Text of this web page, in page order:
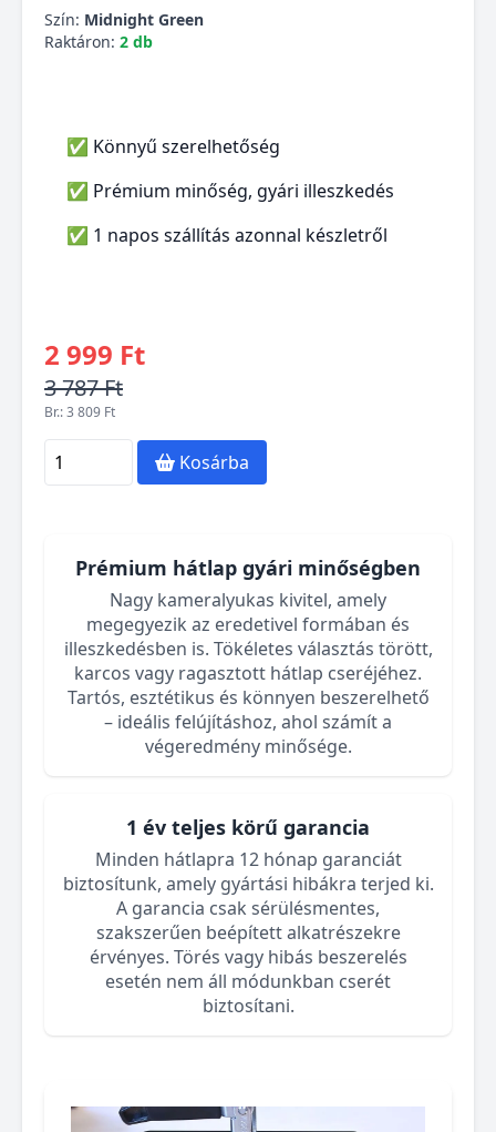
Szín: Midnight Green
Raktáron: 2 db
✅ Könnyű szerelhetőség
✅ Prémium minőség, gyári illeszkedés
✅ 1 napos szállítás azonnal készletről
2 999 Ft
3 787 Ft
Br.: 3 809 Ft
Kosárba
Prémium hátlap gyári minőségben
Nagy kameralyukas kivitel, amely
megegyezik az eredetivel formában és
illeszkedésben is. Tökéletes választás törött,
karcos vagy ragasztott hátlap cseréjéhez.
Tartós, esztétikus és könnyen beszerelhető
– ideális felújításhoz, ahol számít a
végeredmény minősége.
1 év teljes körű garancia
Minden hátlapra 12 hónap garanciát
biztosítunk, amely gyártási hibákra terjed ki.
A garancia csak sérülésmentes,
szakszerűen beépített alkatrészekre
érvényes. Törés vagy hibás beszerelés
esetén nem áll módunkban cserét
biztosítani.